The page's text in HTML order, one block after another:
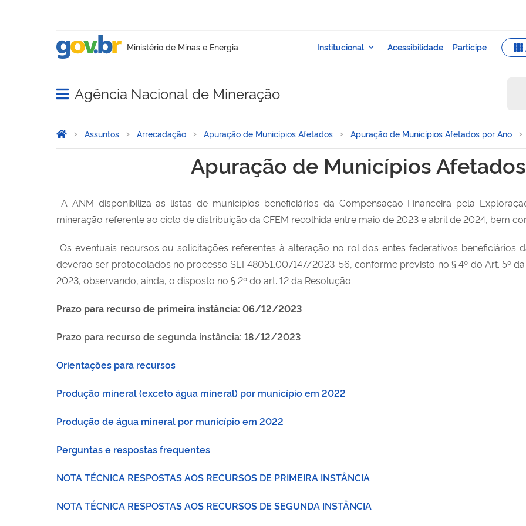
Abrir menu principal de navegação
Agência Nacional de Mineração
Você está aqui:
Página Inicial
Assuntos Arrecadação Apuração de Municípios Afetados Apuração de Municípios Afetados por Ano
Apuração de Municípios Afetados - 2023
Apuração de Municípios
A ANM disponibiliza as listas de municípios beneficiários da Compensação Financeira pela
mineração referente ao ciclo de distribuição da CFEM recolhida entre maio de 2023 e abril de 2024, bem
Os eventuais recursos ou solicitações referentes à alteração no rol dos entes federativos beneficiários
deverão ser protocolados no processo SEI 48051.007147/2023-56, conforme previsto no § 4º do Art. 5º
2023, observando, ainda, o disposto no § 2º do art. 12 da Resolução.
Prazo para recurso de primeira instância: 06/12/2023
Prazo para recurso de segunda instância: 18/12/2023
Orientações para recursos
Produção mineral (exceto água mineral) por município em 2022
Produção de água mineral por município em 2022
Perguntas e respostas frequentes
NOTA TÉCNICA RESPOSTAS AOS RECURSOS DE PRIMEIRA INSTÂNCIA
NOTA TÉCNICA RESPOSTAS AOS RECURSOS DE SEGUNDA INSTÂNCIA